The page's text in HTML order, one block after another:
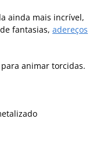
ainda mais incrível,
fantasias, adereços
animar torcidas.